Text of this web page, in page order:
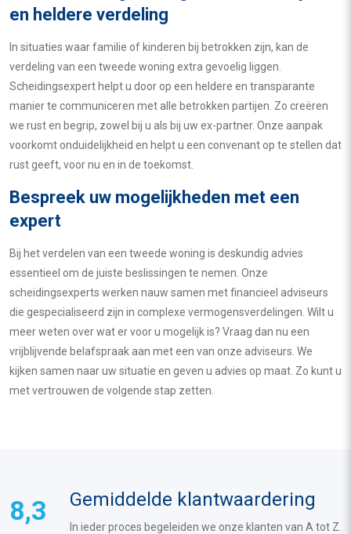
en heldere verdeling
In situaties waar familie of kinderen bij betrokken zijn, kan de
verdeling van een tweede woning extra gevoelig liggen.
Scheidingsexpert helpt u door op een heldere en transparante
manier te communiceren met alle betrokken partijen. Zo creëren
we rust en begrip, zowel bij u als bij uw ex-partner. Onze aanpak
voorkomt onduidelijkheid en helpt u een convenant op te stellen dat
rust geeft, voor nu en in de toekomst.
Bespreek uw mogelijkheden met een
expert
Bij het verdelen van een tweede woning is deskundig advies
essentieel om de juiste beslissingen te nemen. Onze
scheidingsexperts werken nauw samen met financieel adviseurs
die gespecialiseerd zijn in complexe vermogensverdelingen. Wilt u
meer weten over wat er voor u mogelijk is? Vraag dan nu een
vrijblijvende belafspraak aan met een van onze adviseurs. We
kijken samen naar uw situatie en geven u advies op maat. Zo kunt u
met vertrouwen de volgende stap zetten.
8,3 Gemiddelde klantwaardering
In ieder proces begeleiden we onze klanten van A tot Z.